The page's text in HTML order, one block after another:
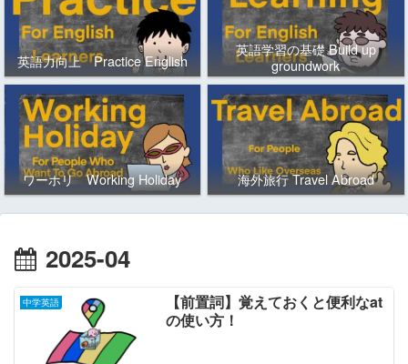
英語力向上 Practice English
英語学習の基礎 Build up
groundwork
ワーホリ Working Holiday 海外旅行 Travel Abroad
2025-04
中学英語
【前置詞】覚えておくと便利なat
の使い方！